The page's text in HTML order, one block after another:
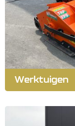
Werktuigen